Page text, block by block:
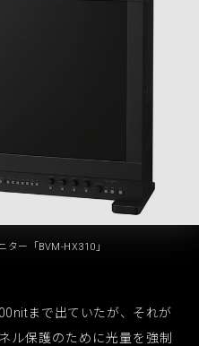
ター「BVM-HX310」
まで出ていたが、それが
ル保護のために光量を強制